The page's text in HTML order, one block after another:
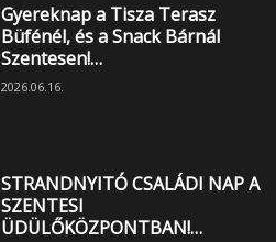
Gyereknap a Tisza Terasz
Büfénél, és a Snack Bárnál
Szentesen!…
2026.06.16.
STRANDNYITÓ CSALÁDI NAP A
SZENTESI
ÜDÜLŐKÖZPONTBAN!…